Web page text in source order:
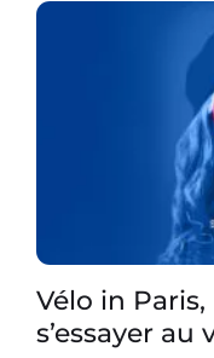
Vélo in
s’essayer au